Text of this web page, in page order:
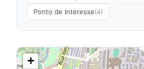
Ponto de Interesse(4)
+